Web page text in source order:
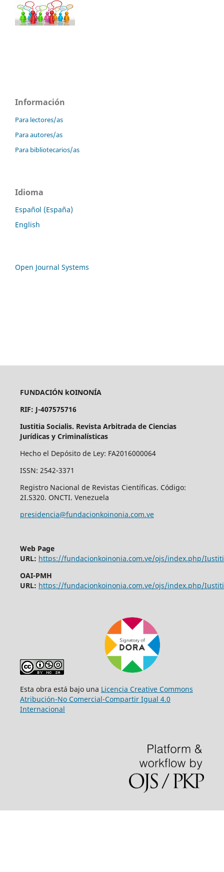
Información
Para lectores/as
Para autores/as
Para bibliotecarios/as
Idioma
Español (España)
English
Open Journal Systems
FUNDACIÓN kOINONÍA
RIF: J-407575716
Iustitia Socialis. Revista Arbitrada de Ciencias
Jurídicas y Criminalísticas
Hecho el Depósito de Ley: FA2016000064
ISSN: 2542-3371
Registro Nacional de Revistas Científicas. Código:
2I.S320. ONCTI. Venezuela
presidencia@fundacionkoinonia.com.ve
Web Page
URL: https://fundacionkoinonia.com.ve/ojs/index.php/
OAI-PMH
URL: https://fundacionkoinonia.com.ve/ojs/index.php/
Esta obra está bajo una Licencia Creative Commons
Atribución-No Comercial-Compartir Igual 4.0
Internacional